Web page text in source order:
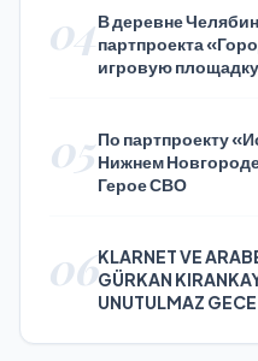
04В деревне
партпроекта
игровую площадку
05По партпроекту
Нижнем
Герое СВО
06KLARNET VE
GÜRKAN
UNUTULMAZ GECE